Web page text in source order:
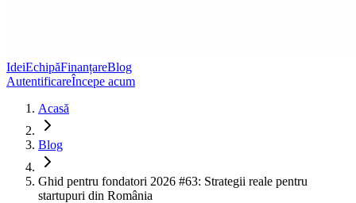
IdeiEchipăFinanțareBlog
AutentificareÎncepe acum
Acasă
Blog
Ghid pentru fondatori 2026 #63: Strategii reale pentru
startupuri din România